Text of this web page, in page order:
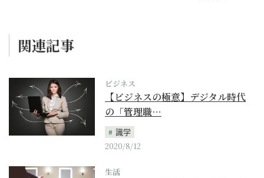
関連記事
ビジネス
【ビジネスの極意】デジタル時代
の「管理職…
識学
2020/8/12
生活